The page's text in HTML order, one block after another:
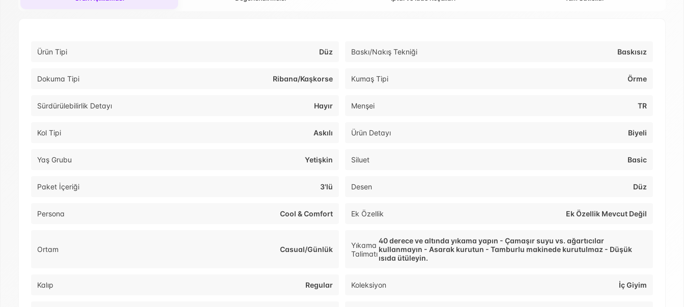
Ürün Tipi Düz Baskı/Nakış Tekniği Baskısız
Dokuma Tipi Ribana/Kaşkorse Kumaş Tipi Örme
Sürdürülebilirlik Detayı Hayır Menşei TR
Kol Tipi Askılı Ürün Detayı Biyeli
Yaş Grubu Yetişkin Siluet Basic
Paket İçeriği 3'lü Desen Düz
Persona Cool & Comfort Ek Özellik Ek Özellik Mevcut Değil
Ortam Casual/Günlük
Yıkama
Talimatı
40 derece ve altında yıkama yapın - Çamaşır suyu vs. ağartıcılar
kullanmayın - Asarak kurutun - Tamburlu makinede kurutulmaz - Düşük
ısıda ütüleyin.
Kalıp Regular Koleksiyon İç Giyim